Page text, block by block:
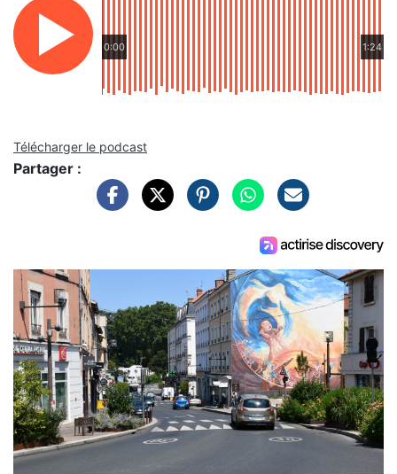
0:00 1:24
Télécharger le podcast
Partager :